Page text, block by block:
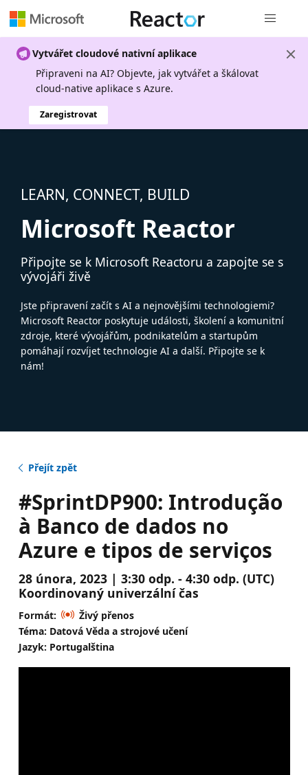
Vytvářet cloudové nativní aplikace
Připraveni na AI? Objevte, jak vytvářet a škálovat
cloud-native aplikace s Azure.
Zaregistrovat
LEARN, CONNECT, BUILD
Microsoft Reactor
Připojte se k Microsoft Reactoru a zapojte se s
vývojáři živě
Jste připravení začít s AI a nejnovějšími technologiemi?
Microsoft Reactor poskytuje události, školení a komunitní
zdroje, které vývojářům, podnikatelům a startupům
pomáhají rozvíjet technologie AI a další. Připojte se k
nám!
Přejít zpět
#SprintDP900: Introdução
à Banco de dados no
Azure e tipos de serviços
28 února, 2023 | 3:30 odp. - 4:30 odp. (UTC)
Koordinovaný univerzální čas
Formát:
Živý přenos
Téma: Datová Věda a strojové učení
Jazyk: Portugalština